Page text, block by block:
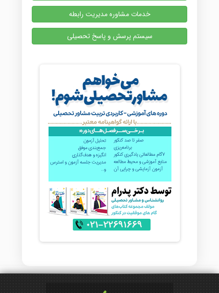
خدمات مشاوره مدیریت رابطه
سیستم پرسش و پاسخ تحصیلی